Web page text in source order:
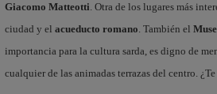
Giacomo Matteotti. Otra de los lugares más
ciudad y el acueducto romano. También el
importancia para la cultura sarda, es digno de
cualquier de las animadas terrazas del centro.